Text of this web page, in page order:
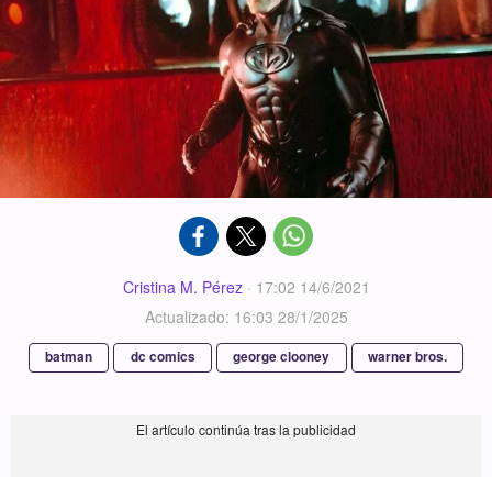
Cristina M. Pérez· 17:02 14/6/2021
Actualizado: 16:03 28/1/2025
batman dc comics george clooney warner bros.